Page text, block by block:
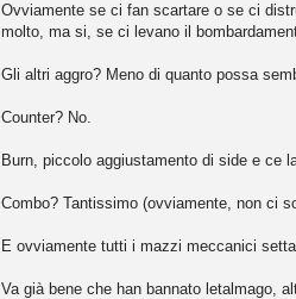
Ovviamente se ci fan scartare o se ci
molto, ma si, se ci levano il
Gli altri aggro? Meno di quanto possa
Counter? No.
Burn, piccolo aggiustamento di side e ce
Combo? Tantissimo (ovviamente, non ci
E ovviamente tutti i mazzi meccanici
Va già bene che han bannato letalmago,